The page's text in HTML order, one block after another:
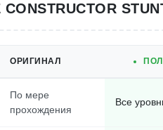
CONSTRUCTOR
ОРИГИНАЛ
По мере
прохождения
Все